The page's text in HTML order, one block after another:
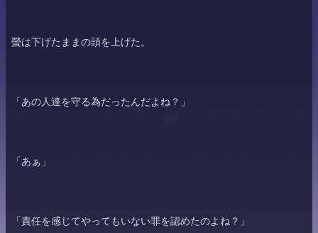
螢は下げたままの頭を上げた。
「あの人達を守る為だったんだよね？」
「あぁ」
「責任を感じてやってもいない罪を認めたのよね？」